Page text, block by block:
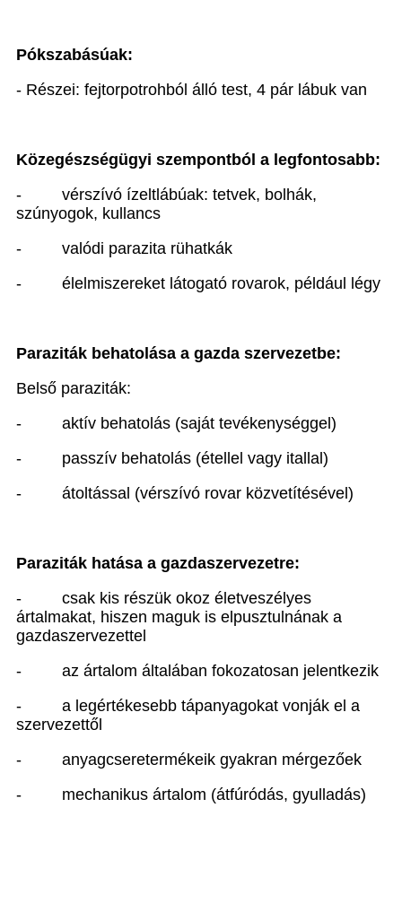
Pókszabásúak:
- Részei: fejtorpotrohból álló test, 4 pár lábuk van
Közegészségügyi szempontból a legfontosabb:
-
vérszívó ízeltlábúak: tetvek, bolhák,
szúnyogok, kullancs
-
valódi parazita rühatkák
-
élelmiszereket látogató rovarok, például légy
Paraziták behatolása a gazda szervezetbe:
Belső paraziták:
-
aktív behatolás (saját tevékenységgel)
-
passzív behatolás (étellel vagy itallal)
-
átoltással (vérszívó rovar közvetítésével)
Paraziták hatása a gazdaszervezetre:
-
csak kis részük okoz életveszélyes
ártalmakat, hiszen maguk is elpusztulnának a
gazdaszervezettel
-
az ártalom általában fokozatosan jelentkezik
-
a legértékesebb tápanyagokat vonják el a
szervezettől
-
anyagcseretermékeik gyakran mérgezőek
-
mechanikus ártalom (átfúródás, gyulladás)